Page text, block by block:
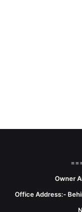
Owner
Office Address:-